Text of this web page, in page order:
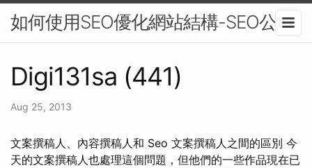
如何使用SEO優化網站結構-SEO公司
Digi131sa (441)
Aug 25, 2013
文案撰稿人、內容撰稿人和 Seo 文案撰稿人之間的區別 今
天的文案撰稿人也處理這個問題，但他們的一些作品現在已